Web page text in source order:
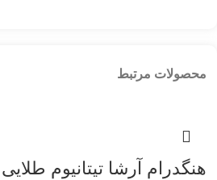
محصولات مرتبط
هنگدرام آرشا تیتانیوم طلایی